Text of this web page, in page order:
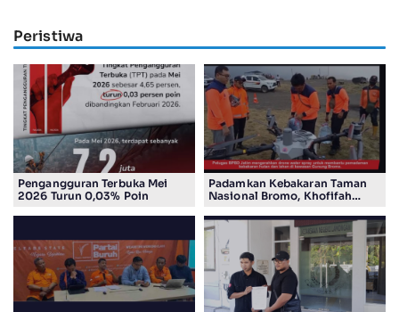
Peristiwa
Pengangguran Terbuka Mei
2026 Turun 0,03% Poin
Padamkan Kebakaran Taman
Nasional Bromo, Khofifah